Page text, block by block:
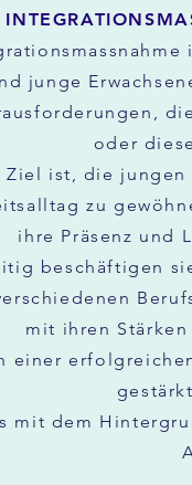
junge
oder
Ziel ist, die
zu
ihre Präsenz und
beschäftigen
mit ihren Stärken
einer
mit dem